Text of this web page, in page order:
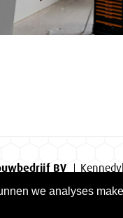
we analyses
BV